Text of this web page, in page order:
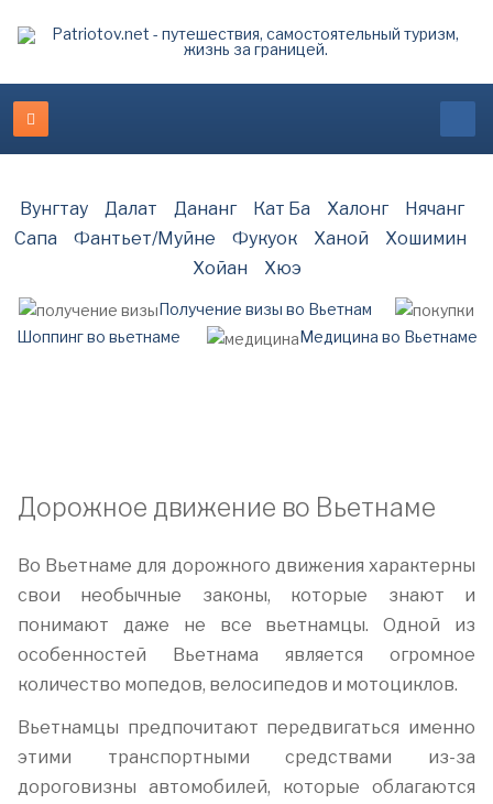
Вунгтау Далат Дананг Кат Ба Халонг
Нячанг
Сапа
Фантьет/Муйне Фукуок Ханой
Хошимин
Хойан
Хюэ
Получение визы во Вьетнам
Шоппинг во вьетнаме
Медицина во Вьетнаме
Дорожное движение во Вьетнаме
Во Вьетнаме для дорожного движения характерны
свои необычные законы, которые знают и
понимают даже не все вьетнамцы.Одной из
особенностей Вьетнама является огромное
количество мопедов, велосипедов и мотоциклов.
Вьетнамцы предпочитают передвигаться именно
этими транспортными средствами из-за
дороговизны автомобилей, которые облагаются